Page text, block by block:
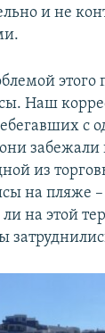
и не
этого
Наш
с
забежали
из
на пляже –
на этой